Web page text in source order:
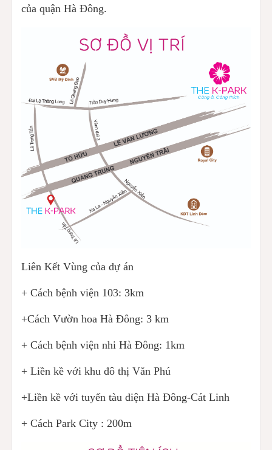
của quận Hà Đông.
Liên Kết Vùng của dự án
+ Cách bệnh viện 103: 3km
+Cách Vườn hoa Hà Đông: 3 km
+ Cách bệnh viện nhi Hà Đông: 1km
+ Liền kề với khu đô thị Văn Phú
+Liền kề với tuyến tàu điện Hà Đông-Cát Linh
+ Cách Park City : 200m